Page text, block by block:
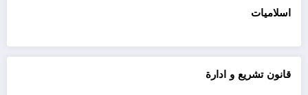
اسلاميات
قانون تشريع و ادارة